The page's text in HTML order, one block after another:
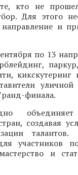
кто не
Для этого
и
по 13
уличной
финала.
создавая
талантов.
участников
и